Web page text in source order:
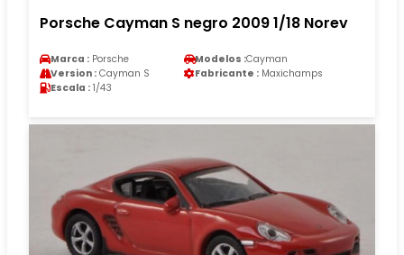
Porsche Cayman S negro 2009 1/18 Norev
Marca : Porsche Modelos :Cayman
Version : Cayman S Fabricante : Maxichamps
Escala : 1/43